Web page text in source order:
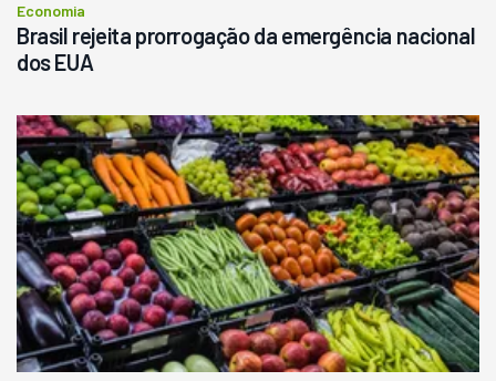
Economia
Brasil rejeita prorrogação da emergência nacional
dos EUA